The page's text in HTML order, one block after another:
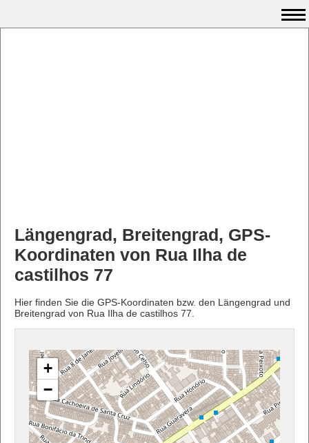
Längengrad, Breitengrad, GPS-
Koordinaten von Rua Ilha de
castilhos 77
Hier finden Sie die GPS-Koordinaten bzw. den Längengrad und
Breitengrad von Rua Ilha de castilhos 77.
+
−